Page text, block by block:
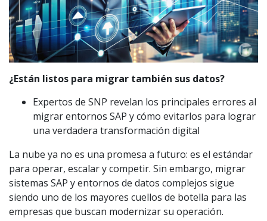
¿Están listos para migrar también sus datos?
Expertos de SNP revelan los principales errores al
migrar entornos SAP y cómo evitarlos para lograr
una verdadera transformación digital
La nube ya no es una promesa a futuro: es el estándar
para operar, escalar y competir. Sin embargo, migrar
sistemas SAP y entornos de datos complejos sigue
siendo uno de los mayores cuellos de botella para las
empresas que buscan modernizar su operación.
MÉXICO